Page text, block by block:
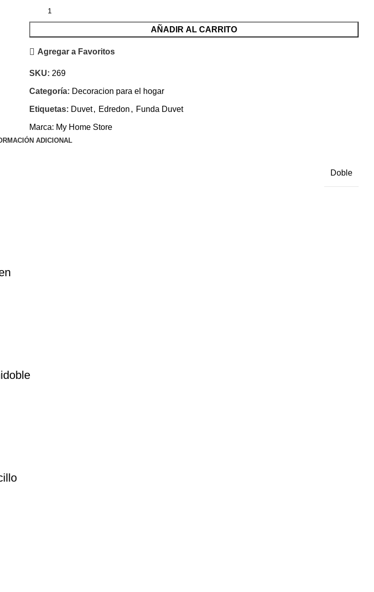
AÑADIR AL CARRITO
Agregar a Favoritos
SKU: 269
Categoría: Decoracion para el hogar
Etiquetas: Duvet, Edredon , Funda Duvet
Marca: My Home Store
ADICIONAL
Doble